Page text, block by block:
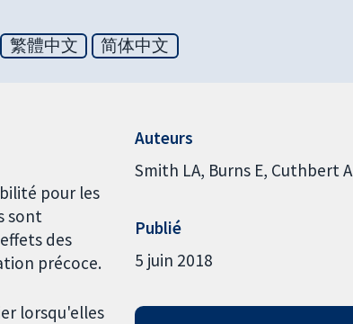
繁體中文 简体中文
pour les
sont
des
précoce.
lorsqu'elles
Auteurs
Smith LA Burns E Cuthbert A
Publié
5 juin 2018